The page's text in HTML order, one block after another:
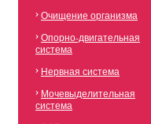
Очищение организма
Опорно-двигательная
система
Нервная система
Мочевыделительная
система